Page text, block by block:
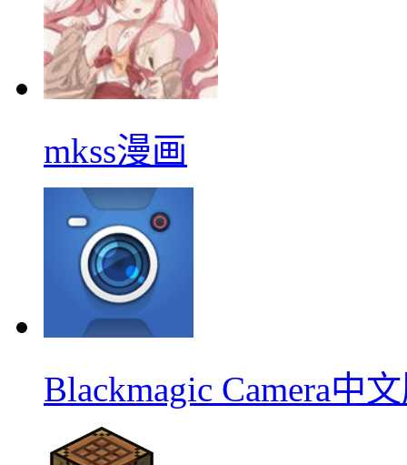
mkss漫画
Blackmagic Camera中